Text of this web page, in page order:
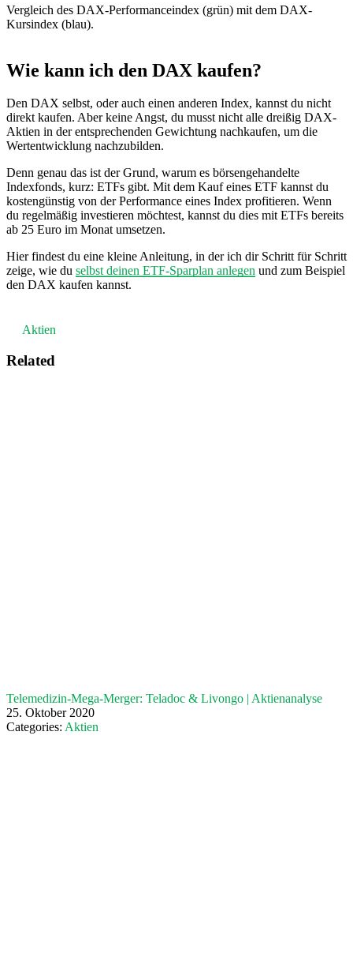
Vergleich des DAX-Performanceindex (grün) mit dem DAX-
Kursindex (blau).
Wie kann ich den DAX kaufen?
Den DAX selbst, oder auch einen anderen Index, kannst du nicht
direkt kaufen. Aber keine Angst, du musst nicht alle dreißig DAX-
Aktien in der entsprechenden Gewichtung nachkaufen, um die
Wertentwicklung nachzubilden.
Denn genau das ist der Grund, warum es börsengehandelte
Indexfonds, kurz: ETFs gibt. Mit dem Kauf eines ETF kannst du
kostengünstig von der Performance eines Index profitieren. Wenn
du regelmäßig investieren möchtest, kannst du dies mit ETFs bereits
ab 25 Euro im Monat umsetzen.
Hier findest du eine kleine Anleitung, in der ich dir Schritt für Schritt
zeige, wie du selbst deinen ETF-Sparplan anlegen und zum Beispiel
den DAX kaufen kannst.
Aktien
Related
Telemedizin-Mega-Merger: Teladoc & Livongo | Aktienanalyse
25. Oktober 2020
Categories: Aktien